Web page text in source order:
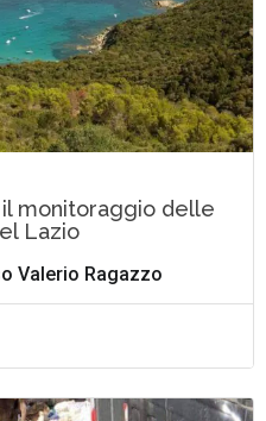
monitoraggio delle
Lazio
Valerio Ragazzo